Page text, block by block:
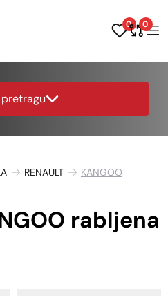
0 0
RENAULT KANGOO
rabljena